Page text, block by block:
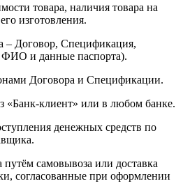
товара, наличия товара на
изготовления.
– Договор, Спецификация,
и данные паспорта).
Договора и Спецификации.
«Банк-клиент» или в любом банке.
денежных средств по
путём самовывоза или доставка
согласованные при оформлении